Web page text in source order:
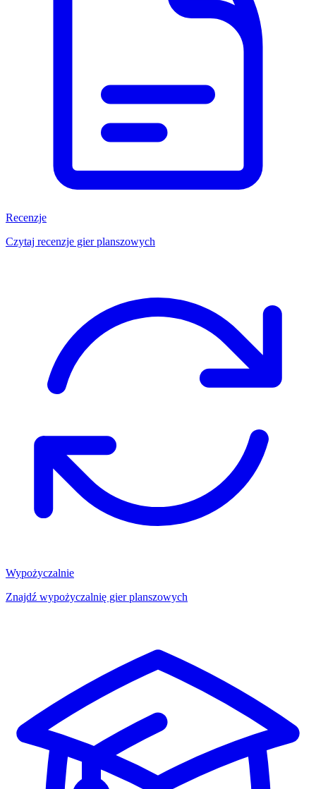
Recenzje
Czytaj recenzje gier planszowych
Wypożyczalnie
Znajdź wypożyczalnię gier planszowych